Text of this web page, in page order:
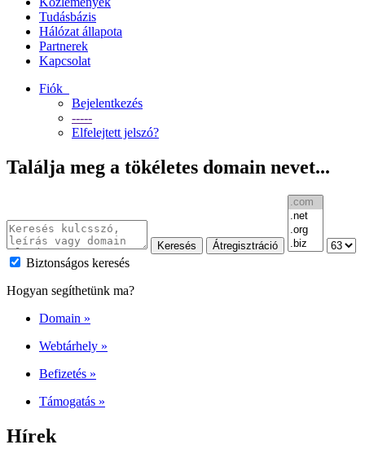
Tudásbázis
Hálózat állapota
Partnerek
Kapcsolat
Fiók
Bejelentkezés
-----
Elfelejtett jelszó?
Találja meg a tökéletes domain nevet...
Biztonságos keresés
Hogyan segíthetünk ma?
Domain »
Webtárhely »
Befizetés »
Támogatás »
Hírek